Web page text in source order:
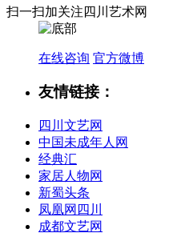
扫一扫加关注 四川艺术网
在线咨询 官方微博
友情链接：
四川文艺网
中国未成年人网
经典汇
家居人物网
新蜀头条
凤凰网四川
成都文艺网